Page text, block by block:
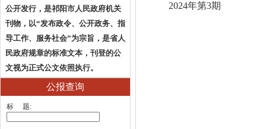
公开发行，是祁阳市人民政府机关
刊物，以“发布政令、公开政务、指
导工作、服务社会”为宗旨，是省人
民政府规章的标准文本，刊登的公
文视为正式公文依照执行。
公报查询
标 题:
2024年第3期